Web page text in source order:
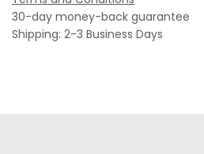
30-day money-back guarantee
Shipping: 2-3 Business Days